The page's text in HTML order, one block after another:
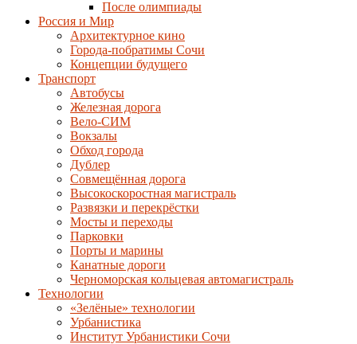
После олимпиады
Россия и Мир
Архитектурное кино
Города-побратимы Сочи
Концепции будущего
Транспорт
Автобусы
Железная дорога
Вело-СИМ
Вокзалы
Обход города
Дублер
Совмещённая дорога
Высокоскоростная магистраль
Развязки и перекрёстки
Мосты и переходы
Парковки
Порты и марины
Канатные дороги
Черноморская кольцевая автомагистраль
Технологии
«Зелёные» технологии
Урбанистика
Институт Урбанистики Сочи